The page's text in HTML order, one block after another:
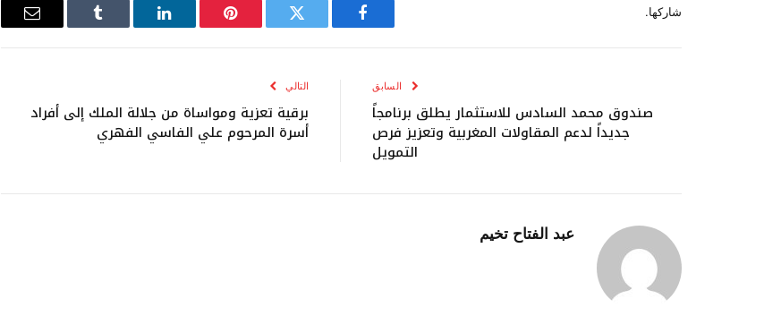
شاركها.
فيسبوك تويتر بينتيريستلينكدإن Tumblr
البريد
السابق
صندوق محمد السادس للاستثمار يطلق برنامجاً
جديداً لدعم المقاولات المغربية وتعزيز فرص
التمويل
التالي
برقية تعزية ومواساة من جلالة الملك إلى أفراد
أسرة المرحوم علي الفاسي الفهري
عبد الفتاح تخيم